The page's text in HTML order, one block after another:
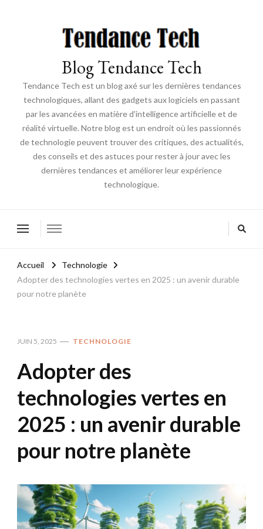
Blog Tendance Tech
Tendance Tech est un blog axé sur les dernières tendances
technologiques, allant des gadgets aux logiciels en passant
par les avancées en matière d'intelligence artificielle et de
réalité virtuelle. Notre blog est un endroit où les passionnés
de technologie peuvent trouver des critiques, des actualités,
des conseils et des astuces pour rester à jour avec les
dernières tendances et améliorer leur expérience
technologique.
Accueil
Technologie
Adopter des technologies vertes en 2025 : un avenir durable
pour notre planète
JUIN 5, 2025 TECHNOLOGIE
Adopter des
technologies vertes en
2025 : un avenir durable
pour notre planète